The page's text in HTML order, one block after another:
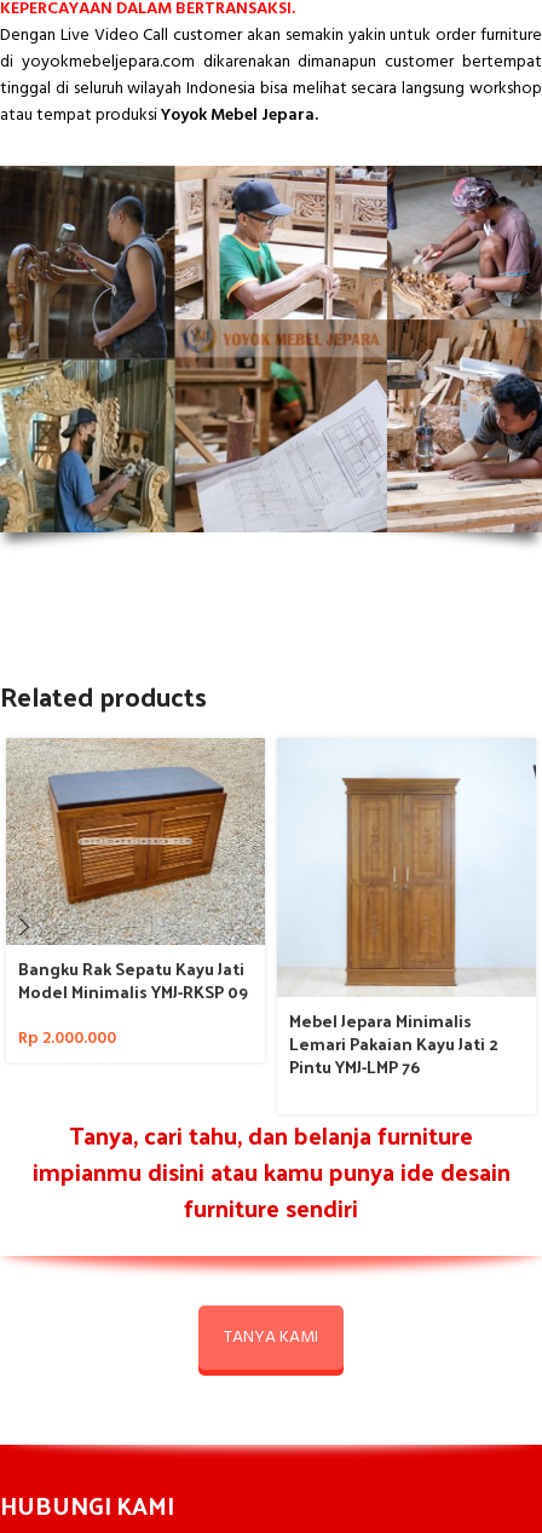
KEPERCAYAAN DALAM BERTRANSAKSI.
Dengan Live Video Call customer akan semakin yakin untuk order furniture
di yoyokmebeljepara.com dikarenakan dimanapun customer bertempat
tinggal di seluruh wilayah Indonesia bisa melihat secara langsung workshop
atau tempat produksiYoyok Mebel Jepara.
Related products
Bangku Rak Sepatu Kayu Jati
Model Minimalis YMJ-RKSP 09
Rp 2.000.000
Mebel Jepara Minimalis
Lemari Pakaian Kayu Jati 2
Pintu YMJ-LMP 76
Tanya, cari tahu, dan belanja furniture
impianmu disini atau kamu punya ide desain
furniture sendiri
TANYA KAMI
HUBUNGI KAMI